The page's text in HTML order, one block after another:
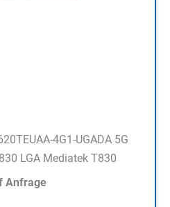
4G1-UGADA 5G
LGA Mediatek T830
Anfrage